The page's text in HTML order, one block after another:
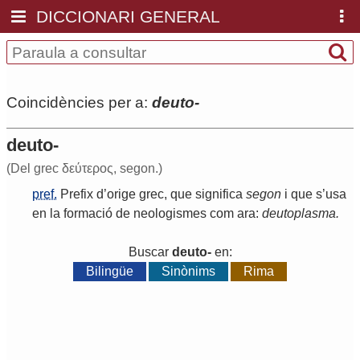
DICCIONARI GENERAL
Coincidències per a: deuto-
deuto-
(Del grec δεύτερος, segon.)
pref. Prefix d’orige grec, que significa segon i que s’usa
en la formació de neologismes com ara: deutoplasma.
Buscar deuto-en:
Bilingüe
Sinònims Rima